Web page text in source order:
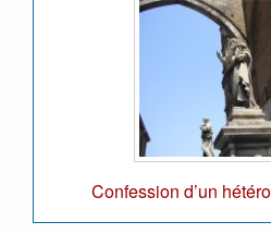
Confession d’un